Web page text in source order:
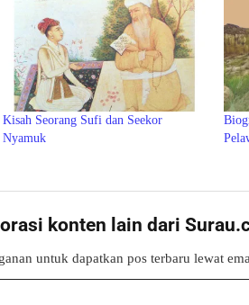
Kisah Seorang Sufi dan Seekor
Nyamuk
konten lain dari
untuk dapatkan pos terbaru lewat